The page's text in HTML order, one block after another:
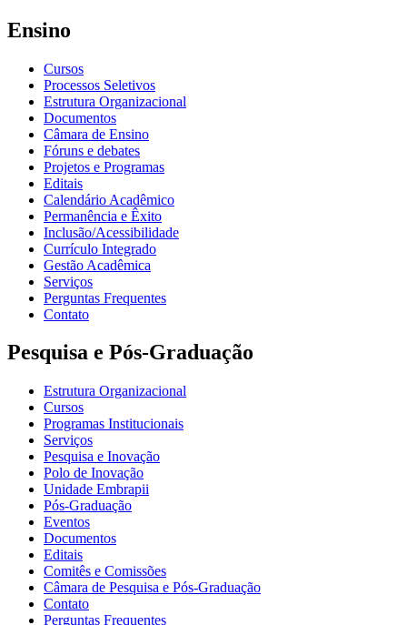
Ensino
Cursos
Processos Seletivos
Estrutura Organizacional
Documentos
Câmara de Ensino
Fóruns e debates
Projetos e Programas
Editais
Calendário Acadêmico
Permanência e Êxito
Inclusão/Acessibilidade
Currículo Integrado
Gestão Acadêmica
Serviços
Perguntas Frequentes
Contato
Pesquisa e Pós-Graduação
Estrutura Organizacional
Cursos
Programas Institucionais
Serviços
Pesquisa e Inovação
Polo de Inovação
Unidade Embrapii
Pós-Graduação
Eventos
Documentos
Editais
Comitês e Comissões
Câmara de Pesquisa e Pós-Graduação
Contato
Perguntas Frequentes